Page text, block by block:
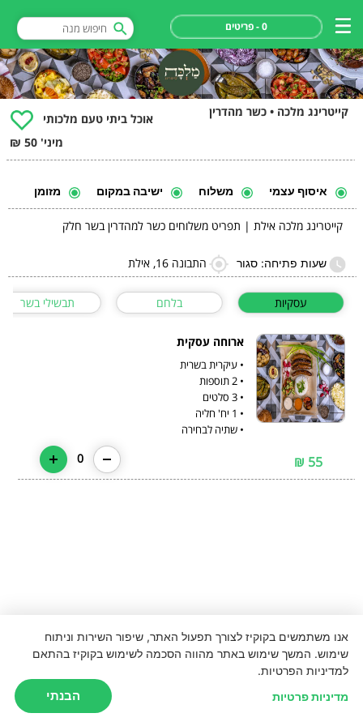
0 - פריטים
אוכל ביתי טעם מלכותי
קייטרינג מלכה • כשר מהדרין
מיני' 50 ₪
איסוף עצמי משלוח ישיבה במקום מזומן
קייטרינג מלכה אילת | תפריט משלוחים כשר למהדרין בשר חלק
שעות פתיחה: סגור התבונה 16, אילת
עסקיות בלחם תבשילי בשר
ארוחה עסקית
• עיקרית בשרית
• 2 תוספות
• שתיה לבחירה
55 ₪
0
אנו משתמשים בקוקיז לצורך תפעול האתר, שיפור השירות וניתוח
שימוש. המשך שימוש באתר מהווה הסכמה לשימוש בקוקיז בהתאם
למדיניות הפרטיות.
מדיניות פרטיות
הבנתי